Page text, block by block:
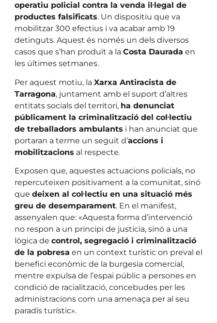
operatiu policial contra la venda il·legal de
productes falsificats. Un dispositiu que va
mobilitzar 300 efectius i va acabar amb 19
detinguts. Aquest és només un dels diversos
casos que s’han produït a la Costa Daurada en
les últimes setmanes.
Per aquest motiu, la Xarxa Antiracista de
Tarragona, juntament amb el suport d’altres
entitats socials del territori, ha denunciat
públicament la criminalització del col·lectiu
de treballadors ambulants i han anunciat que
portaran a terme un seguit d’accions i
mobilitzacions al respecte.
Exposen que, aquestes actuacions policials, no
repercuteixen positivament a la comunitat, sinó
que deixen al col·lectiu en una situació més
greu de desemparament. En el manifest,
assenyalen que: «Aquesta forma d’intervenció
no respon a un principi de justícia, sinó a una
lògica de control, segregació i criminalització
de la pobresa en un context turístic on preval el
benefici econòmic de la burgesia comercial,
mentre expulsa de l’espai públic a persones en
condició de racialització, concebudes per les
administracions com una amenaça per al seu
paradís turístic».